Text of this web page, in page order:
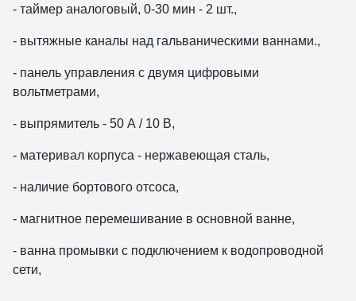
- таймер аналоговый, 0-30 мин - 2 шт.,
- вытяжные каналы над гальваническими ваннами.,
- панель управления с двумя цифровыми
вольтметрами,
- выпрямитель - 50 А / 10 В,
- материвал корпуса - нержавеющая сталь,
- наличие бортового отсоса,
- магнитное перемешивание в основной ванне,
- ванна промывки с подключением к водопроводной
сети,